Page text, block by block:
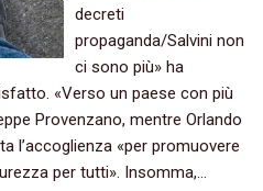
decreti
propaganda/Salvini non
ci sono più» ha
«Verso un paese con più
Provenzano, mentre Orlando
l’accoglienza «per promuovere
per tutti». Insomma,…